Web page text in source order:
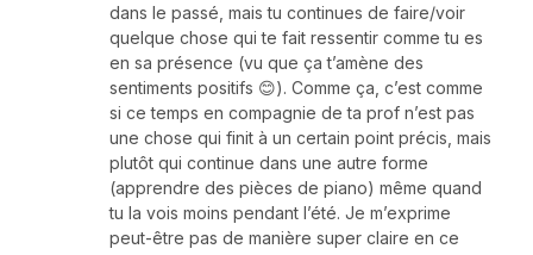
dans le passé, mais tu continues de faire/voir
quelque chose qui te fait ressentir comme tu es
en sa présence (vu que ça t’amène des
sentiments positifs 😊). Comme ça, c’est comme
si ce temps en compagnie de ta prof n’est pas
une chose qui finit à un certain point précis, mais
plutôt qui continue dans une autre forme
(apprendre des pièces de piano) même quand
tu la vois moins pendant l’été. Je m’exprime
peut-être pas de manière super claire en ce